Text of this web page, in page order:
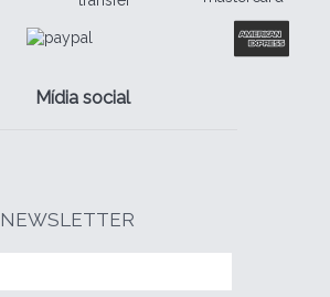
Mídia social
NEWSLETTER